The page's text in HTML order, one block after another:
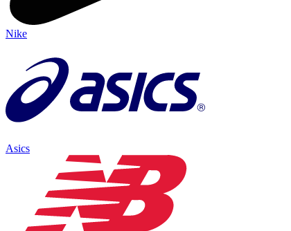
Nike
Asics